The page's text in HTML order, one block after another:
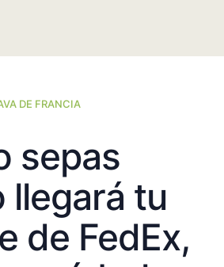
DE FRANCIA
sepas
llegará tu
de FedEx,